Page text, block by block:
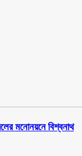
মনোনয়নে বিশ্বনাথ